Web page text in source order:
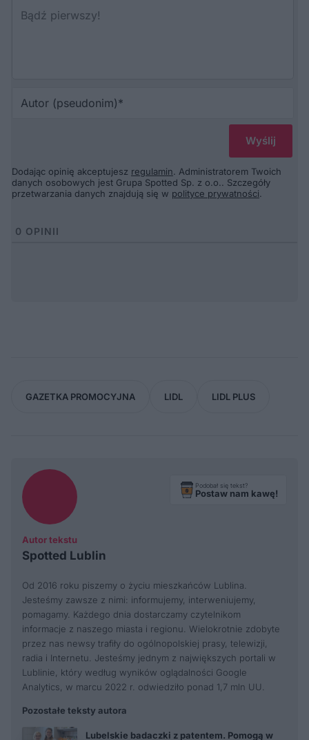
Dodając opinię akceptujesz regulamin. Administratorem Twoich
danych osobowych jest Grupa Spotted Sp. z o.o.. Szczegóły
przetwarzania danych znajdują się w polityce prywatności.
0 OPINII
GAZETKA PROMOCYJNA LIDL LIDL PLUS
Autor tekstu
Spotted Lublin
Podobał się tekst?
Postaw nam kawę!
Od 2016 roku piszemy o życiu mieszkańców Lublina.
Jesteśmy zawsze z nimi: informujemy, interweniujemy,
pomagamy. Każdego dnia dostarczamy czytelnikom
informacje z naszego miasta i regionu. Wielokrotnie zdobyte
przez nas newsy trafiły do ogólnopolskiej prasy, telewizji,
radia i Internetu. Jesteśmy jednym z największych portali w
Lublinie, który według wyników oglądalności Google
Analytics, w marcu 2022 r. odwiedziło ponad 1,7 mln UU.
Pozostałe teksty autora
Lubelskie badaczki z patentem. Pomogą w